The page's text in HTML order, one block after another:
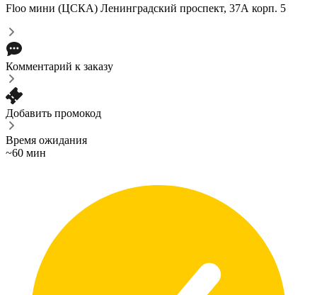
Floo мини (ЦСКА) Ленинградский проспект, 37А корп. 5
Комментарий к заказу
Добавить промокод
Время ожидания
~60 мин